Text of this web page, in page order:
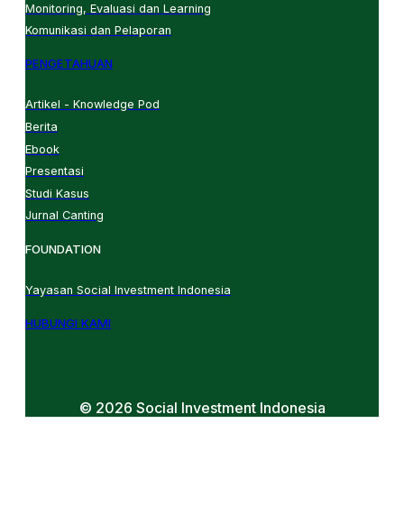
Monitoring, Evaluasi dan Learning
Komunikasi dan Pelaporan
PENGETAHUAN
Artikel - Knowledge Pod
Berita
Ebook
Presentasi
Studi Kasus
Jurnal Canting
FOUNDATION
Yayasan Social Investment Indonesia
HUBUNGI KAMI
© 2026 Social Investment Indonesia